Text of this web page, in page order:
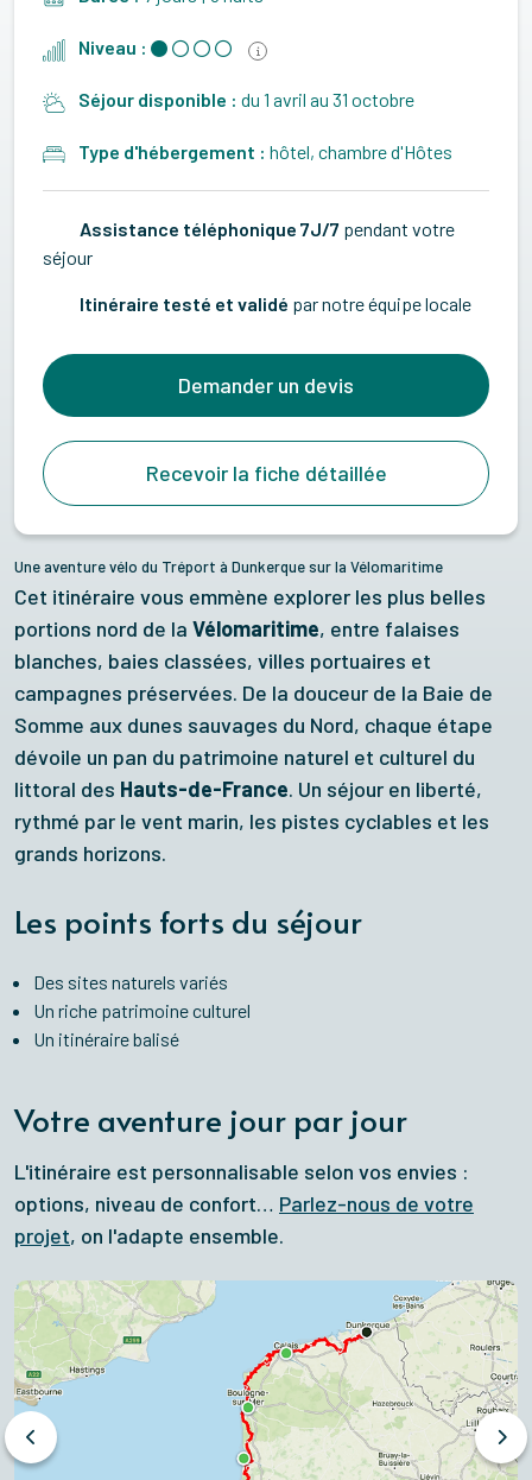
Une aventure vélo du Tréport à Dunkerque sur la Vélomaritime
Cet itinéraire vous emmène explorer les plus belles
portions nord de la Vélomaritime, entre falaises
blanches, baies classées, villes portuaires et
campagnes préservées. De la douceur de la Baie de
Somme aux dunes sauvages du Nord, chaque étape
dévoile un pan du patrimoine naturel et culturel du
littoral des Hauts-de-France. Un séjour en liberté,
rythmé par le vent marin, les pistes cyclables et les
grands horizons.
Les points forts du séjour
Des sites naturels variés
Un riche patrimoine culturel
Un itinéraire balisé
Votre aventure jour par jour
L'itinéraire est personnalisable selon vos envies :
options, niveau de confort… Parlez-nous de votre
projet, on l'adapte ensemble.
Niveau :
Séjour disponible :du 1 avril au 31 octobre
Type d'hébergement :hôtel, chambre d'Hôtes
Assistance téléphonique 7J/7 pendant votre
séjour
Itinéraire testé et validé par notre équipe locale
Demander un devis
Recevoir la fiche détaillée